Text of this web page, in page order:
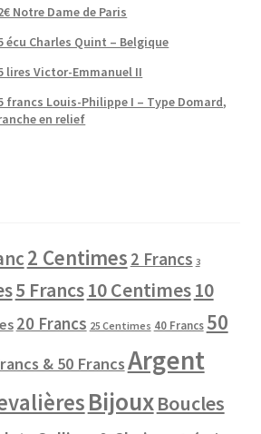
Notre Dame de Paris
écu Charles Quint – Belgique
lires Victor-Emmanuel II
francs Louis-Philippe I – Type Domard,
en relief
2 Centimes 2 Francs 3
5 Francs10 Centimes10
20 Francs 25 Centimes 40 Francs 50
& 50 FrancsArgent
BijouxBoucles